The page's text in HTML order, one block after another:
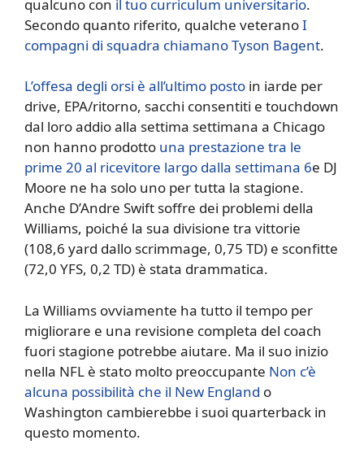
qualcuno con il tuo curriculum universitario.
Secondo quanto riferito, qualche veteranoI
compagni di squadra chiamano Tyson Bagent.
L’offesa degli orsi è all’ultimo posto in iarde per
drive, EPA/ritorno, sacchi consentiti e touchdown
dal loro addio alla settima settimana a Chicago
non hanno prodotto una prestazione tra le
prime 20 al ricevitore largo dalla settimana 6e DJ
Moore ne ha solo uno per tutta la stagione.
Anche D’Andre Swift soffre dei problemi della
Williams, poiché la sua divisione tra vittorie
(108,6 yard dallo scrimmage, 0,75 TD) e sconfitte
(72,0 YFS, 0,2 TD) è stata drammatica.
La Williams ovviamente ha tutto il tempo per
migliorare e una revisione completa del coach
fuori stagione potrebbe aiutare. Ma il suo inizio
nella NFL è stato molto preoccupante Non c’è
alcuna possibilità che il New England o
Washington cambierebbe i suoi quarterback in
questo momento.